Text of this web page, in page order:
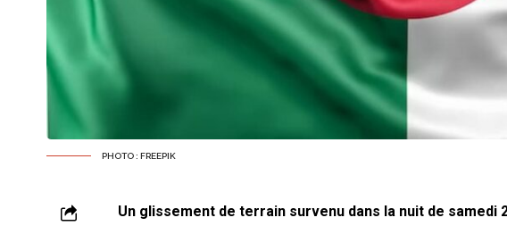
PHOTO : FREEPIK
Un glissement de terrain survenu dans la nuit de samedi